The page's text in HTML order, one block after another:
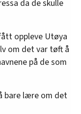
da de skulle
oppleve Utøya
om det var tøft å
på de som
bare lære om det